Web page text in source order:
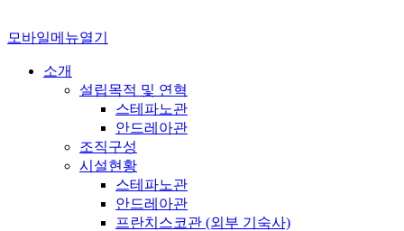
모바일메뉴열기
소개
설립목적 및 연혁
스테파노관
안드레아관
조직구성
시설현황
스테파노관
안드레아관
프란치스코관 (외부 기숙사)